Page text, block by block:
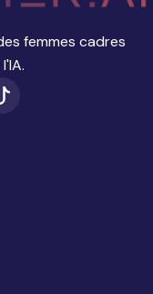
femmes cadres